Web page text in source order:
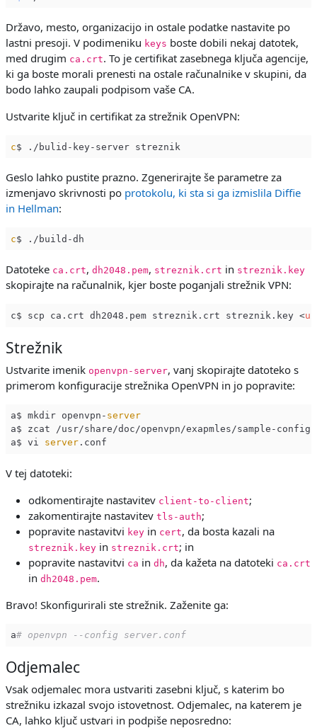
Državo, mesto, organizacijo in ostale podatke nastavite po
lastni presoji. V podimeniku keys boste dobili nekaj datotek,
med drugim ca.crt. To je certifikat zasebnega ključa agencije,
ki ga boste morali prenesti na ostale računalnike v skupini, da
bodo lahko zaupali podpisom vaše CA.
Ustvarite ključ in certifikat za strežnik OpenVPN:
c
Geslo lahko pustite prazno. Zgenerirajte še parametre za
izmenjavo skrivnosti po protokolu, ki sta si ga izmislila Diffie
in Hellman:
c
Datoteke ca.crt, dh2048.pem, streznik.crt in streznik.key
skopirajte na računalnik, kjer boste poganjali strežnik VPN:
c$ scp ca.crt dh2048.pem streznik.crt streznik.key <
Strežnik
Ustvarite imenik openvpn-server, vanj skopirajte datoteko s
primerom konfiguracije strežnika OpenVPN in jo popravite:
a$ mkdir openvpn- server
a$ zcat /usr/share/doc/openvpn/exapmles/sample-
a$ vi server
V tej datoteki:
odkomentirajte nastavitev client-to-client;
zakomentirajte nastavitev tls-auth;
popravite nastavitvi key in cert, da bosta kazali na
streznik.key in streznik.crt; in
popravite nastavitvi ca in dh, da kažeta na datoteki ca.crt
in dh2048.pem.
Bravo! Skonfigurirali ste strežnik. Zaženite ga:
a# openvpn --config server.conf
Odjemalec
Vsak odjemalec mora ustvariti zasebni ključ, s katerim bo
strežniku izkazal svojo istovetnost. Odjemalec, na katerem je
CA, lahko ključ ustvari in podpiše neposredno: